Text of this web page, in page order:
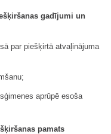
gadījumi un
par piešķirtā atvaļinājuma
aprūpē esoša
pamats